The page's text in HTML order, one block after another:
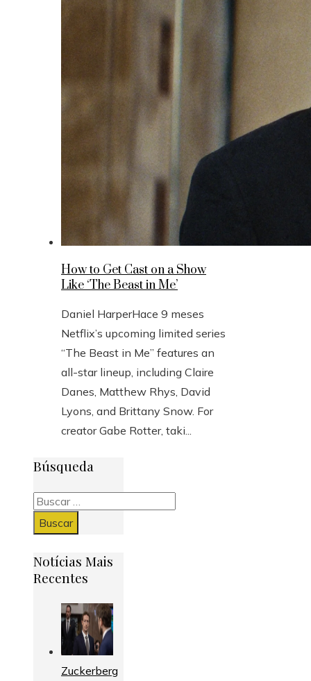
How to Get Cast on a Show
Like ‘The Beast in Me’
Daniel HarperHace 9 meses
Netflix’s upcoming limited series
“The Beast in Me” features an
all-star lineup, including Claire
Danes, Matthew Rhys, David
Lyons, and Brittany Snow. For
creator Gabe Rotter, taki...
Búsqueda
Buscar:
Notícias Mais
Recentes
Zuckerberg